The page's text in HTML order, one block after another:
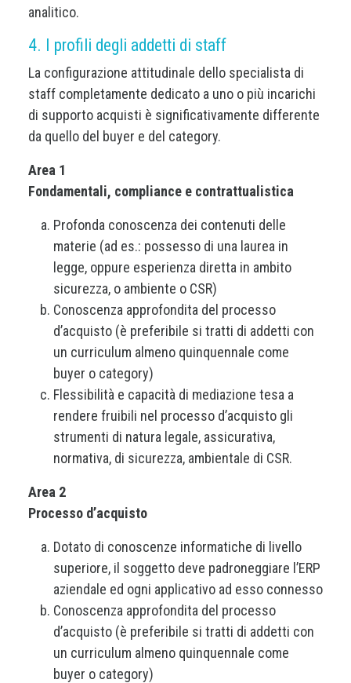
analitico.
4. I profili degli addetti di staff
La configurazione attitudinale dello specialista di
staff completamente dedicato a uno o più incarichi
di supporto acquisti è significativamente differente
da quello del buyer e del category.
Area 1
Fondamentali, compliance e contrattualistica
Profonda conoscenza dei contenuti delle
materie (ad es.: possesso di una laurea in
legge, oppure esperienza diretta in ambito
sicurezza, o ambiente o CSR)
Conoscenza approfondita del processo
d’acquisto (è preferibile si tratti di addetti con
un curriculum almeno quinquennale come
buyer o category)
Flessibilità e capacità di mediazione tesa a
rendere fruibili nel processo d’acquisto gli
strumenti di natura legale, assicurativa,
normativa, di sicurezza, ambientale di CSR.
Area 2
Processo d’acquisto
Dotato di conoscenze informatiche di livello
superiore, il soggetto deve padroneggiare l’ERP
aziendale ed ogni applicativo ad esso connesso
Conoscenza approfondita del processo
d’acquisto (è preferibile si tratti di addetti con
un curriculum almeno quinquennale come
buyer o category)